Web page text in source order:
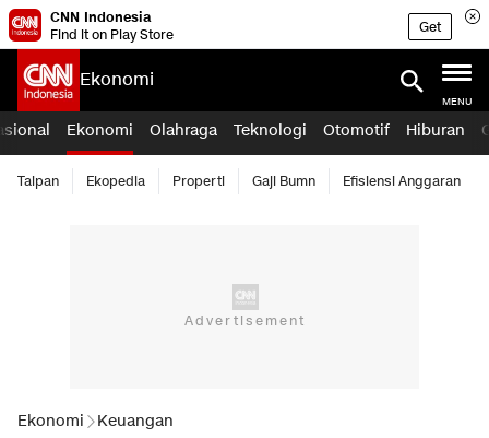
CNN Indonesia
Find it on Play Store
Get
Ekonomi
MENU
Ekonomi Olahraga Teknologi Otomotif Hiburan
Taipan Ekopedia Properti Gaji Bumn Efisiensi Anggaran
Ekonomi Keuangan